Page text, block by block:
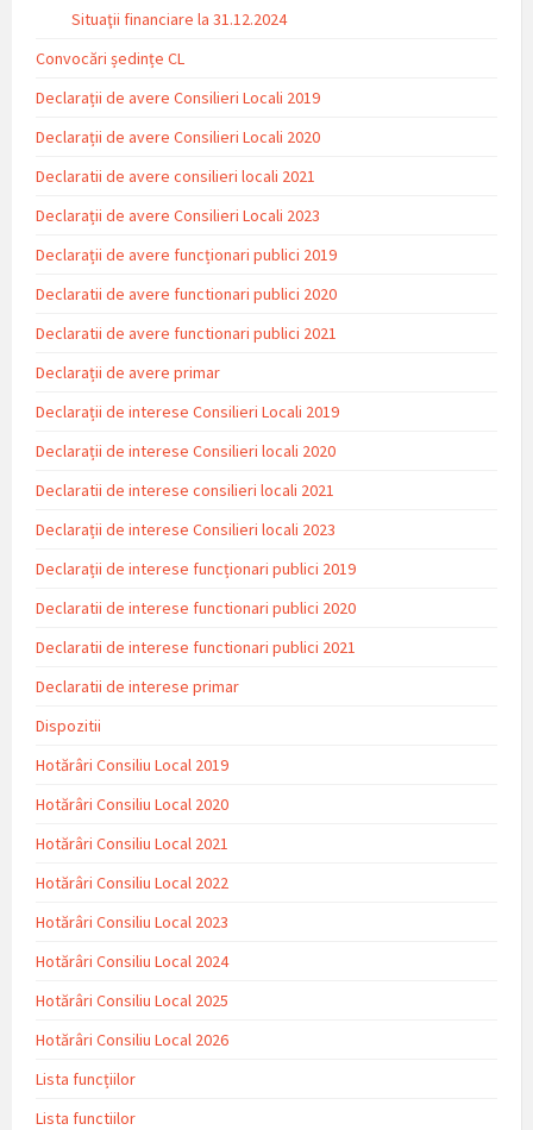
Situaţii financiare la 31.12.2024
Convocări ședințe CL
Declarații de avere Consilieri Locali 2019
Declarații de avere Consilieri Locali 2020
Declaratii de avere consilieri locali 2021
Declarații de avere Consilieri Locali 2023
Declarații de avere funcționari publici 2019
Declaratii de avere functionari publici 2020
Declaratii de avere functionari publici 2021
Declarații de avere primar
Declarații de interese Consilieri Locali 2019
Declarații de interese Consilieri locali 2020
Declaratii de interese consilieri locali 2021
Declarații de interese Consilieri locali 2023
Declarații de interese funcționari publici 2019
Declaratii de interese functionari publici 2020
Declaratii de interese functionari publici 2021
Declaratii de interese primar
Dispozitii
Hotărâri Consiliu Local 2019
Hotărâri Consiliu Local 2020
Hotărâri Consiliu Local 2021
Hotărâri Consiliu Local 2022
Hotărâri Consiliu Local 2023
Hotărâri Consiliu Local 2024
Hotărâri Consiliu Local 2025
Hotărâri Consiliu Local 2026
Lista funcțiilor
Lista functiilor